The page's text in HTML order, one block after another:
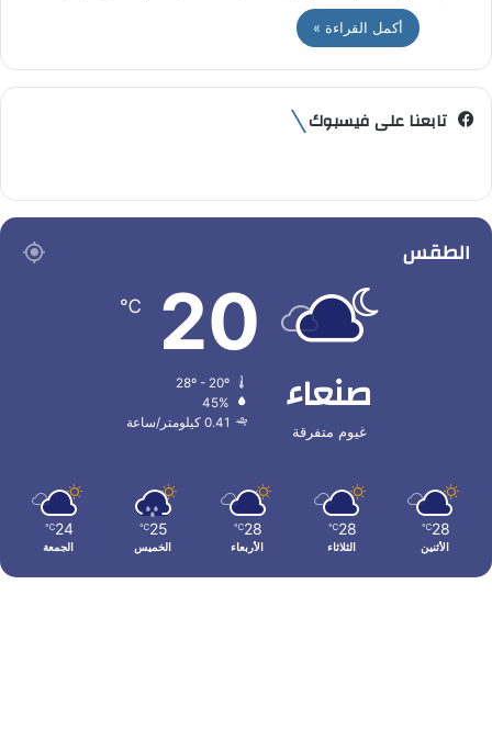
أكمل القراءة »
تابعنا على فيسبوك
الطقس
صنعاء
غيوم متفرقة
20
℃
45%
0.41 كيلومتر/ساعة
28
℃
الأثنين
28
℃
الثلاثاء
28
℃
الأربعاء
25
℃
الخميس
24
℃
الجمعة